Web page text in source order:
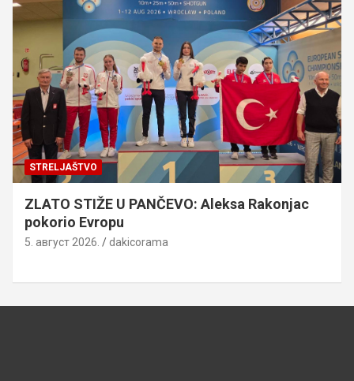
STRELJAŠTVO
ZLATO STIŽE U PANČEVO: Aleksa Rakonjac
pokorio Evropu
5. август 2026. dakicorama